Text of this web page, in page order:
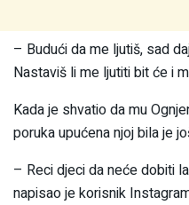
– Budući da me ljutiš, sad
Nastaviš li me ljutiti bit će i
Kada je shvatio da mu
poruka upućena njoj bila je
– Reci djeci da neće dobiti
napisao je korisnik